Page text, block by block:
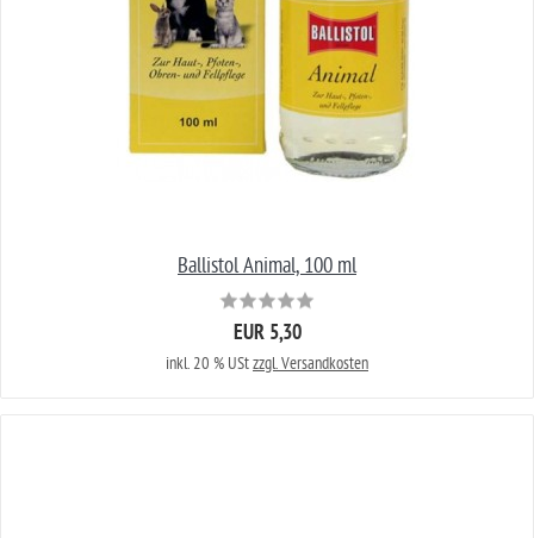
Ballistol Animal, 100 ml
EUR 5,30
inkl. 20 % UStzzgl. Versandkosten